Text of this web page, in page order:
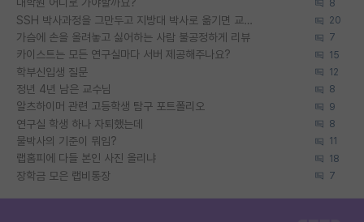
대학원 어디로 가야할까요? 8
SSH 박사과정을 그만두고 지방대 박사로 옮기면 교수의 꿈은 끝일까요? 20
가슴에 손을 올려놓고 싫어하는 사람 불공정하게 리뷰 7
카이스트는 모든 연구실마다 서버 제공해주나요? 15
학부신입생 질문 12
정년 4년 남은 교수님 8
알츠하이머 관련 고등학생 탐구 포트폴리오 9
연구실 학생 하나 자퇴했는데 8
물박사의 기준이 뭐임? 11
랩홈피에 다들 본인 사진 올리냐 18
장학금 모은 랩비통장 7